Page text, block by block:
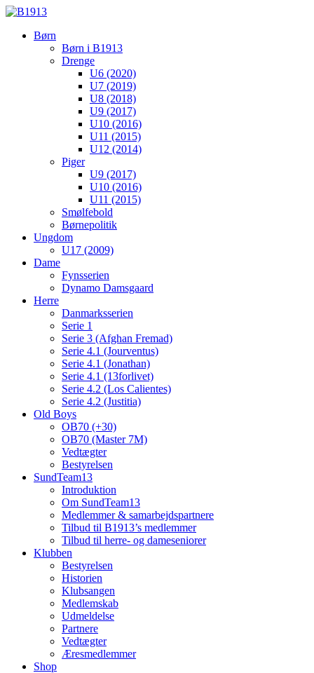
Børn
Børn i B1913
Drenge
U6 (2020)
U7 (2019)
U8 (2018)
U9 (2017)
U10 (2016)
U11 (2015)
U12 (2014)
Piger
U9 (2017)
U10 (2016)
U11 (2015)
Smølfebold
Børnepolitik
Ungdom
U17 (2009)
Dame
Fynsserien
Dynamo Damsgaard
Herre
Danmarksserien
Serie 1
Serie 3 (Afghan Fremad)
Serie 4.1 (Jourventus)
Serie 4.1 (Jonathan)
Serie 4.1 (13forlivet)
Serie 4.2 (Los Calientes)
Serie 4.2 (Justitia)
Old Boys
OB70 (+30)
OB70 (Master 7M)
Vedtægter
Bestyrelsen
SundTeam13
Introduktion
Om SundTeam13
Medlemmer & samarbejdspartnere
Tilbud til B1913’s medlemmer
Tilbud til herre- og dameseniorer
Klubben
Bestyrelsen
Historien
Klubsangen
Medlemskab
Udmeldelse
Partnere
Vedtægter
Æresmedlemmer
Shop